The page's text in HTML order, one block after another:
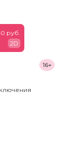
руб.
2D
16+